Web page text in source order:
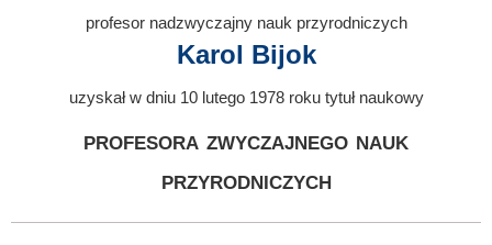
profesor nadzwyczajny nauk przyrodniczych
Karol Bijok
uzyskał w dniu 10 lutego 1978 roku tytuł naukowy
profesora zwyczajnego nauk
przyrodniczych